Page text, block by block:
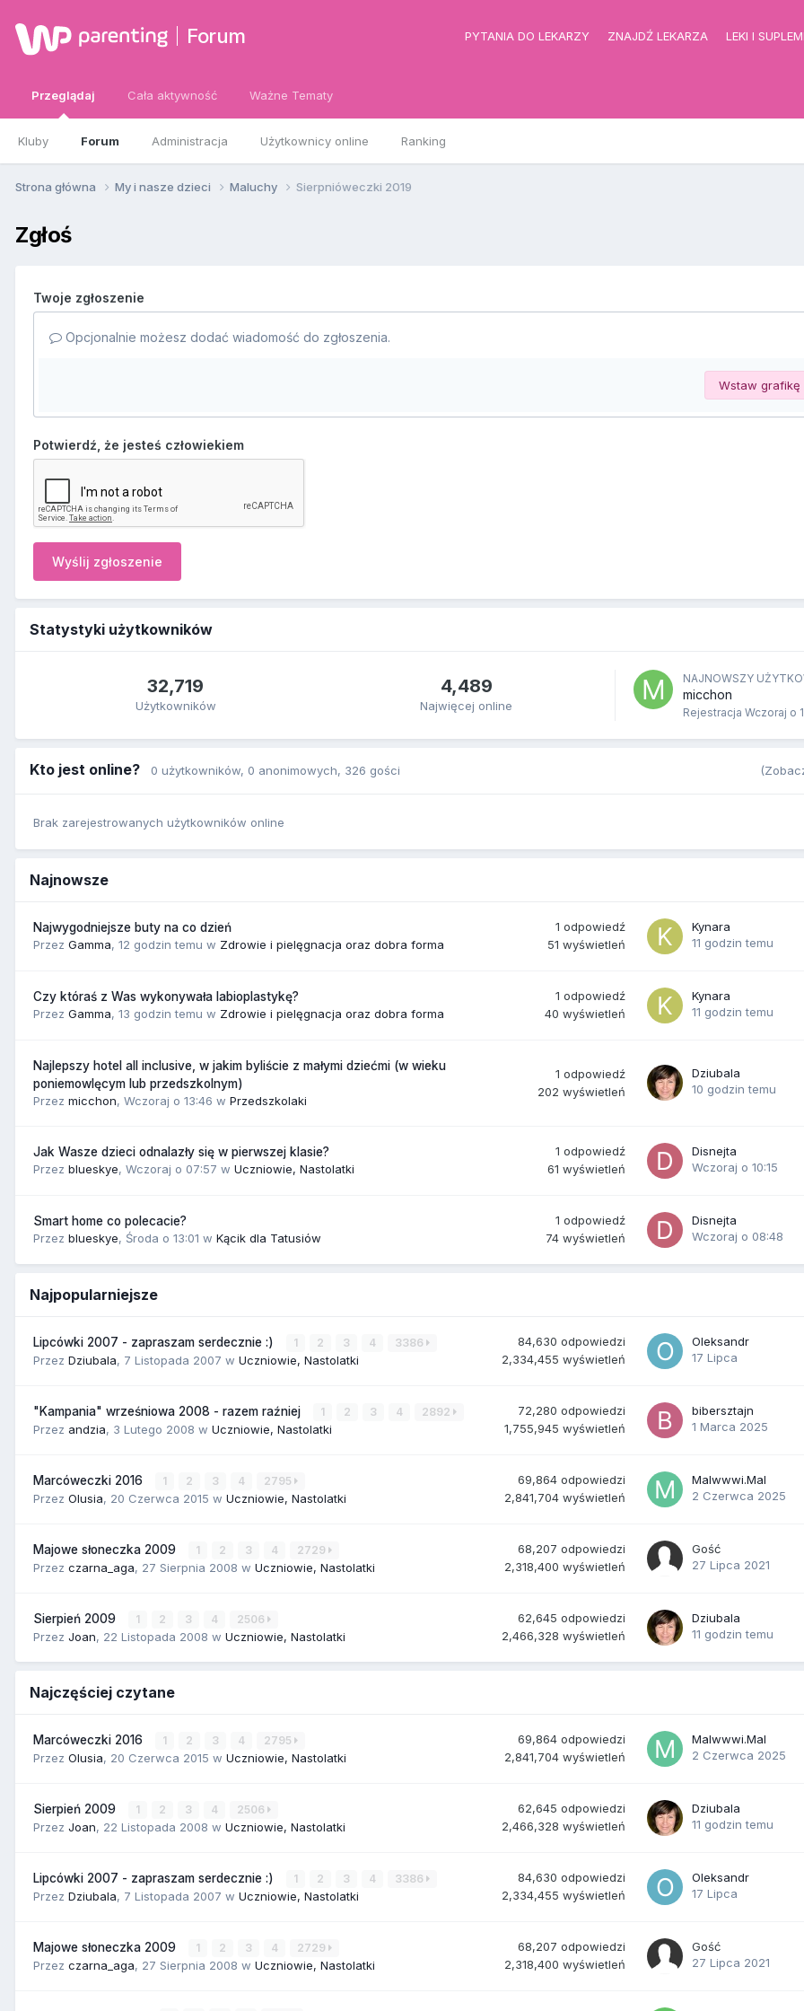
Forum PYTANIA DO LEKARZY ZNAJDŹ LEKARZA LEKI I
Przeglądaj
Kluby Forum Administracja Użytkownicy online Ranking
Cała aktywność Ważne Tematy
Strona główna My i nasze dzieci Maluchy Sierpnióweczki 2019
Zgłoś
Twoje zgłoszenie
Opcjonalnie możesz dodać wiadomość do zgłoszenia.
Wstaw grafikę
Potwierdź, że jesteś człowiekiem
Wyślij zgłoszenie
Statystyki użytkowników
32,719
Użytkowników
4,489
Najwięcej online
NAJNOWSZY
micchon
Rejestracja Wczoraj o
Kto jest online? 0 użytkowników, 0 anonimowych, 326 gości
Brak zarejestrowanych użytkowników online
Najnowsze
Najwygodniejsze buty na co dzień
Przez Gamma, 12 godzin temu w Zdrowie i pielęgnacja oraz dobra forma
1 odpowiedź
51 wyświetleń
Kynara
11 godzin temu
Czy któraś z Was wykonywała labioplastykę?
Przez Gamma, 13 godzin temu w Zdrowie i pielęgnacja oraz dobra forma
1 odpowiedź
40 wyświetleń
Kynara
11 godzin temu
Najlepszy hotel all inclusive, w jakim byliście z małymi dziećmi (w wieku
poniemowlęcym lub przedszkolnym)
Przez micchon, Wczoraj o 13:46 w Przedszkolaki
1 odpowiedź
202 wyświetleń
Dziubala
10 godzin temu
Jak Wasze dzieci odnalazły się w pierwszej klasie?
Przez blueskye, Wczoraj o 07:57 w Uczniowie, Nastolatki
1 odpowiedź
61 wyświetleń
Disnejta
Wczoraj o 10:15
Smart home co polecacie?
Przez blueskye, Środa o 13:01 w Kącik dla Tatusiów
1 odpowiedź
74 wyświetleń
Disnejta
Wczoraj o 08:48
Najpopularniejsze
Lipcówki 2007 - zapraszam serdecznie :) 1 2 3 4 3386
Przez Dziubala, 7 Listopada 2007 w Uczniowie, Nastolatki
84,630 odpowiedzi
2,334,455 wyświetleń
Oleksandr
17 Lipca
"Kampania" wrześniowa 2008 - razem raźniej 1 2 3 4 2892
Przez andzia, 3 Lutego 2008 w Uczniowie, Nastolatki
72,280 odpowiedzi
1,755,945 wyświetleń
bibersztajn
1 Marca 2025
Marcóweczki 2016 1 2 3 4 2795
Przez Olusia, 20 Czerwca 2015 w Uczniowie, Nastolatki
69,864 odpowiedzi
2,841,704 wyświetleń
Malwwwi.Mal
2 Czerwca 2025
Majowe słoneczka 2009 1 2 3 4 2729
Przez czarna_aga, 27 Sierpnia 2008 w Uczniowie, Nastolatki
68,207 odpowiedzi
2,318,400 wyświetleń
Gość
27 Lipca 2021
Sierpień 2009 1 2 3 4 2506
Przez Joan, 22 Listopada 2008 w Uczniowie, Nastolatki
62,645 odpowiedzi
2,466,328 wyświetleń
Dziubala
11 godzin temu
Najczęściej czytane
Marcóweczki 2016 1 2 3 4 2795
Przez Olusia, 20 Czerwca 2015 w Uczniowie, Nastolatki
69,864 odpowiedzi
2,841,704 wyświetleń
Malwwwi.Mal
2 Czerwca 2025
Sierpień 2009 1 2 3 4 2506
Przez Joan, 22 Listopada 2008 w Uczniowie, Nastolatki
62,645 odpowiedzi
2,466,328 wyświetleń
Dziubala
11 godzin temu
Lipcówki 2007 - zapraszam serdecznie :) 1 2 3 4 3386
Przez Dziubala, 7 Listopada 2007 w Uczniowie, Nastolatki
84,630 odpowiedzi
2,334,455 wyświetleń
Oleksandr
17 Lipca
Majowe słoneczka 2009 1 2 3 4 2729
Przez czarna_aga, 27 Sierpnia 2008 w Uczniowie, Nastolatki
68,207 odpowiedzi
2,318,400 wyświetleń
Gość
27 Lipca 2021